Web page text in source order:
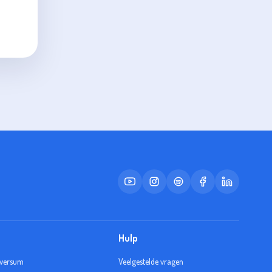
Hulp
Veelgestelde vragen